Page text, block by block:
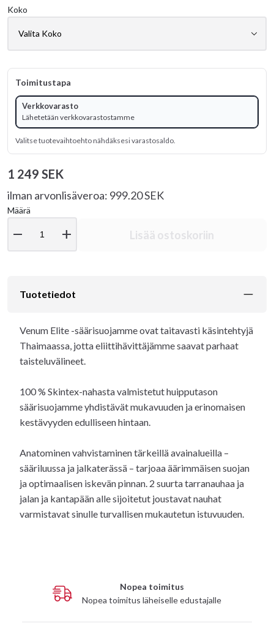
Koko
Toimitustapa
Verkkovarasto
Lähetetään verkkovarastostamme
Valitse tuotevaihtoehto nähdäksesi varastosaldo.
1 249 SEK
ilman arvonlisäveroa: 999.20 SEK
Määrä
remove add Lisää ostoskoriin
Tuotetiedot
Venum Elite -säärisuojamme ovat taitavasti käsintehtyjä
Thaimaassa, jotta eliittihävittäjämme saavat parhaat
taisteluvälineet.
100 % Skintex-nahasta valmistetut huipputason
säärisuojamme yhdistävät mukavuuden ja erinomaisen
kestävyyden edulliseen hintaan.
Anatominen vahvistaminen tärkeillä avainalueilla –
sääriluussa ja jalkaterässä – tarjoaa äärimmäisen suojan
ja optimaalisen iskevän pinnan. 2 suurta tarranauhaa ja
jalan ja kantapään alle sijoitetut joustavat nauhat
varmistavat sinulle turvallisen mukautetun istuvuuden.
Nopea toimitus
Nopea toimitus läheiselle edustajalle